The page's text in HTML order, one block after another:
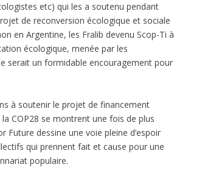
etc) qui les a soutenu pendant
de reconversion écologique et sociale
en Argentine, les Fralib devenu Scop-Ti à
écologique, menée par les
serait un formidable encouragement pour
à soutenir le projet de financement
COP28 se montrent une fois de plus
Future dessine une voie pleine d’espoir
qui prennent fait et cause pour une
populaire.